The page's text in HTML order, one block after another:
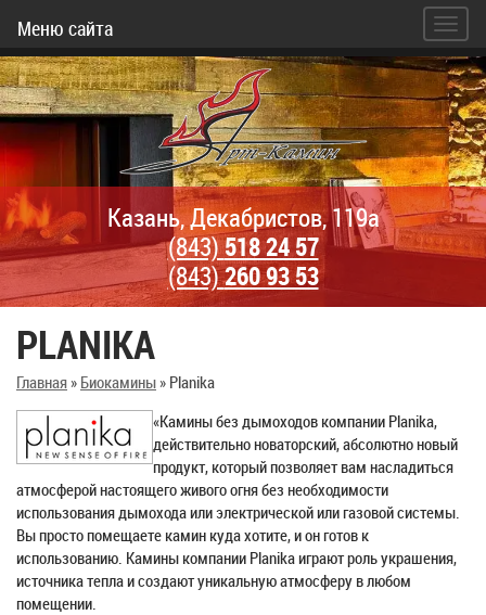
Меню сайта
Казань, Декабристов, 119а
(843)518 24 57
(843)260 93 53
PLANIKA
Главная» Биокамины» Planika
«Камины без дымоходов компании Planika,
действительно новаторский, абсолютно новый
продукт, который позволяет вам насладиться
атмосферой настоящего живого огня без необходимости
использования дымохода или электрической или газовой системы.
Вы просто помещаете камин куда хотите, и он готов к
использованию. Камины компании Planika играют роль украшения,
источника тепла и создают уникальную атмосферу в любом
помещении.